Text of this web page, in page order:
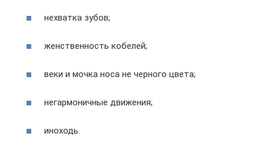
нехватка зубов;
женственность кобелей;
веки и мочка носа не черного цвета;
негармоничные движения;
иноходь.